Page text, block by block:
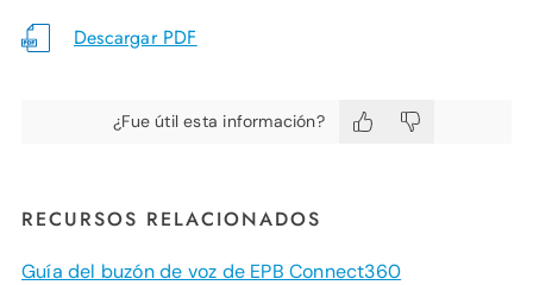
Descargar PDF
¿Fue útil esta información?
RECURSOS RELACIONADOS
Guía del buzón de voz de EPB Connect360